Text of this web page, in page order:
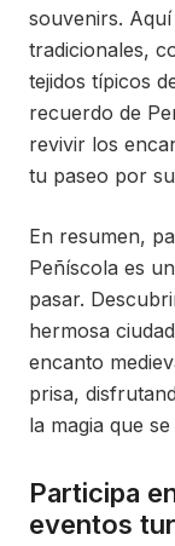
souvenirs.
tradicionales,
tejidos típicos
recuerdo de
revivir los
tu paseo por
En resumen,
Peñíscola es
pasar.
hermosa
encanto
prisa,
la magia que
Participa
eventos